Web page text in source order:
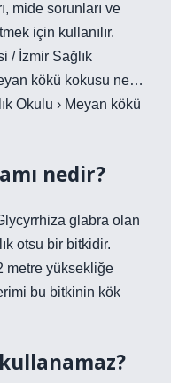
mide sorunları ve
için kullanılır.
/ İzmir Sağlık
kökü kokusu ne…
Okulu › Meyan kökü
nedir?
glabra olan
otsu bir bitkidir.
metre yüksekliğe
bu bitkinin kök